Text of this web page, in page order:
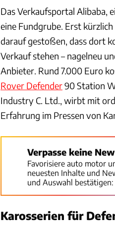
Das Verkaufsportal Alibaba,
eine Fundgrube. Erst
darauf gestoßen, dass dort
Verkauf stehen – nagelneu
Anbieter. Rund 7.000 Euro
Rover Defender90 Station
Industry C. Ltd., wirbt mit
Erfahrung im Pressen von
Verpasse keine
Favorisiere auto motor
neuesten Inhalte und
und Auswahl bestätigen:
Karosserien für